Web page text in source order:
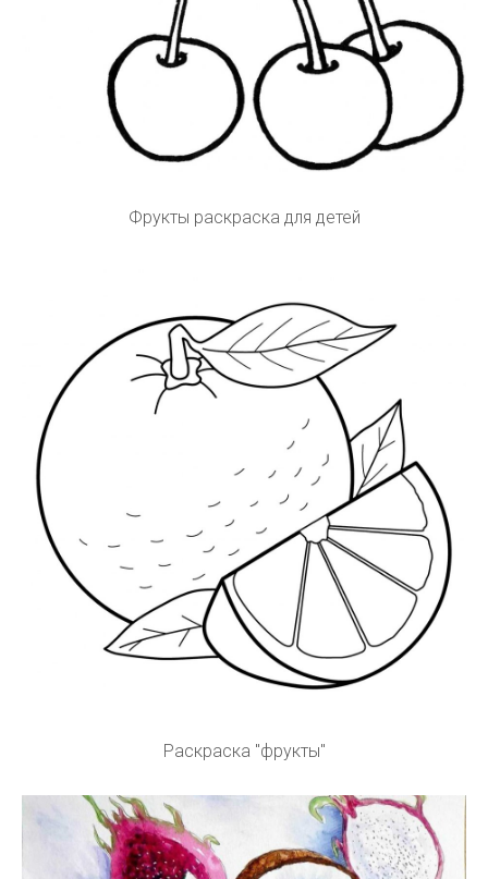
Фрукты раскраска для детей
Раскраска "фрукты"